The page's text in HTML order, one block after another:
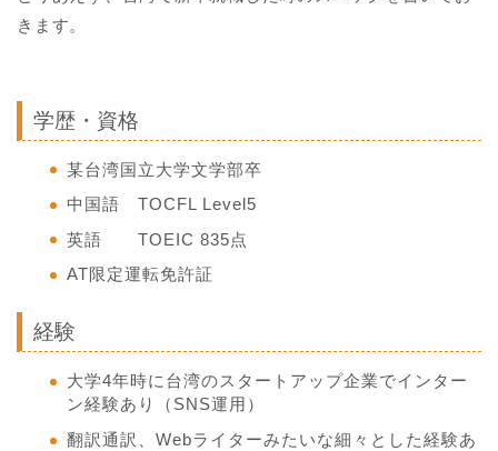
きます。
学歴・資格
某台湾国立大学文学部卒
中国語 TOCFL Level5
英語 TOEIC 835点
AT限定運転免許証
経験
大学4年時に台湾のスタートアップ企業でインター
ン経験あり（SNS運用）
翻訳通訳、Webライターみたいな細々とした経験あ